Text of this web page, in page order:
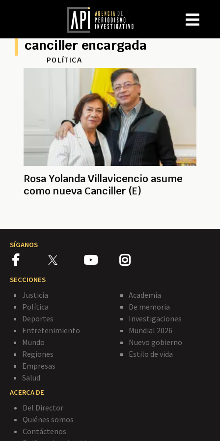
canciller encargada
POLÍTICA
Rosa Yolanda Villavicencio asume
como nueva Canciller (E)
SÍGANOS
SECCIONES
Justicia
Política
Deportes
Entretenimiento
Mundo
Regiones
Empresas
Salud
Academia
De memoria
Investigaciones
Mundial 2026
Nuevo gobierno
Estilo de vida
ACERCA DE
Del Director
Quiénes somos
Contáctenos